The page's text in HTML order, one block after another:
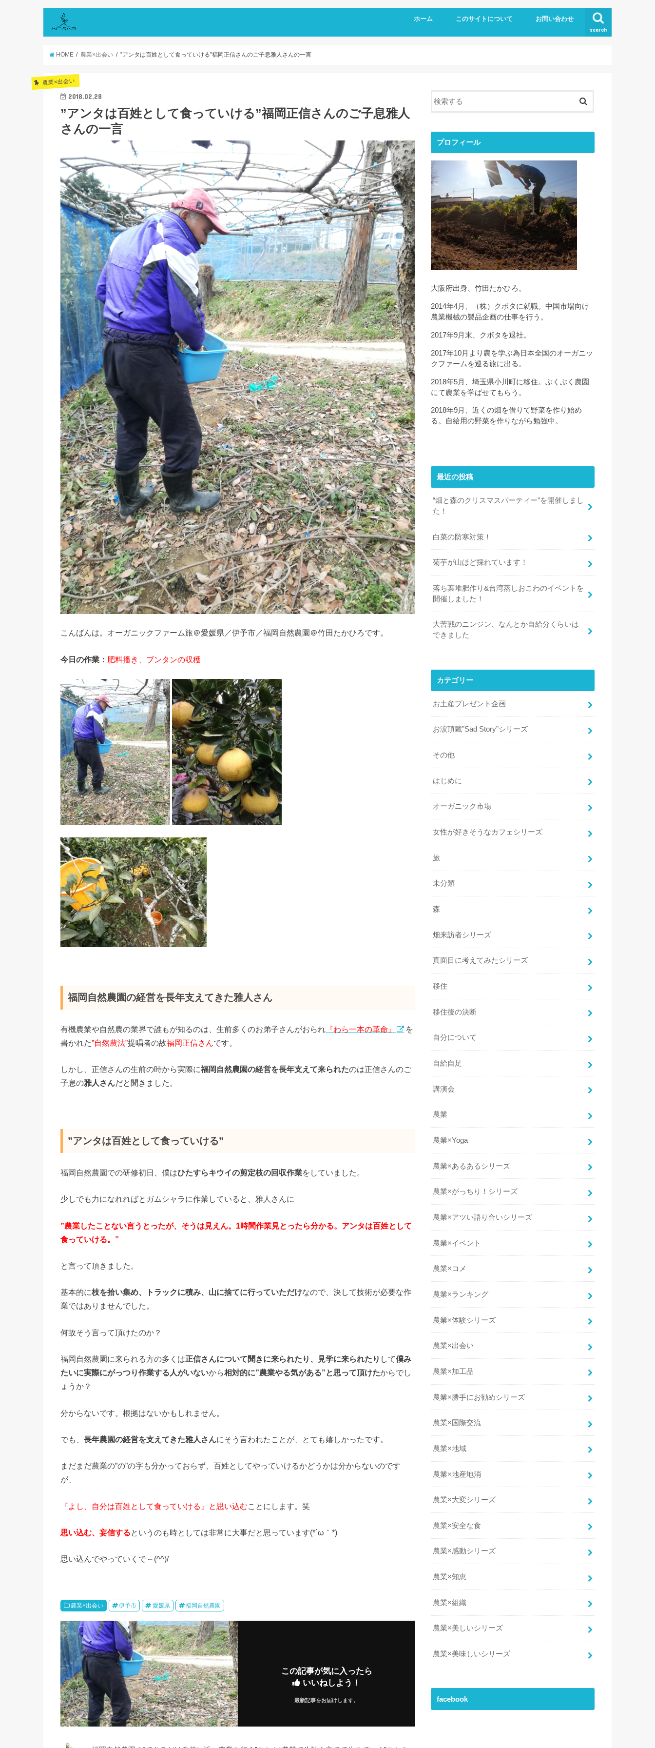
search
ホーム このサイトについて お問い合わせ
HOME 農業×出会い ”アンタは百姓として食っていける”福岡正信さんのご子息雅人さんの一言
農業×出会い
2018.02.28
”アンタは百姓として食っていける”福岡正信さんのご子息雅人
さんの一言
こんばんは。オーガニックファーム旅＠愛媛県／伊予市／福岡自然農園＠竹田たかひろです。
今日の作業： 肥料播き、ブンタンの収穫
福岡自然農園の経営を長年支えてきた雅人さん
有機農業や自然農の業界で誰もが知るのは、生前多くのお弟子さんがおられ 『わら一本の革命』
を
書かれた”自然農法”提唱者の故福岡正信さんです。
しかし、正信さんの生前の時から実際に福岡自然農園の経営を長年支えて来られたのは正信さんのご
子息の雅人さんだと聞きました。
”アンタは百姓として食っていける”
福岡自然農園での研修初日、僕はひたすらキウイの剪定枝の回収作業をしていました。
少しでも力になれればとガムシャラに作業していると、雅人さんに
”農業したことない言うとったが、そうは見えん。1時間作業見とったら分かる。アンタは百姓として
食っていける。”
と言って頂きました。
基本的に枝を拾い集め、トラックに積み、山に捨てに行っていただけなので、決して技術が必要な作
業ではありませんでした。
何故そう言って頂けたのか？
福岡自然農園に来られる方の多くは正信さんについて聞きに来られたり、見学に来られたり して僕み
たいに実際にがっつり作業する人がいないから相対的に”農業やる気がある”と思って頂けたからでし
ょうか？
分からないです。根拠はないかもしれません。
でも、 長年農園の経営を支えてきた雅人さんにそう言われたことが、とても嬉しかったです。
まだまだ農業の”の”の字も分かっておらず、百姓としてやっていけるかどうかは分からないのです
が、
『よし、自分は百姓として食っていける』と思い込む ことにします。笑
思い込む、妄信するというのも時としては非常に大事だと思っています(*´ω｀*)
思い込んでやっていくで～(^^)/
農業×出会い 伊予市 愛媛県 福岡自然農園
この記事が気に入ったら
いいねしよう！
最新記事をお届けします。
プロフィール
大阪府出身、竹田たかひろ。
2014年4月、（株）クボタに就職。中国市場向け
農業機械の製品企画の仕事を行う。
2017年9月末、クボタを退社。
2017年10月より農を学ぶ為日本全国のオーガニッ
クファームを巡る旅に出る。
2018年5月、埼玉県小川町に移住。ぶくぶく農園
にて農業を学ばせてもらう。
2018年9月、近くの畑を借りて野菜を作り始め
る。自給用の野菜を作りながら勉強中。
最近の投稿
“畑と森のクリスマスパーティー”を開催しまし
た！
白菜の防寒対策！
菊芋が山ほど採れています！
落ち葉堆肥作り&台湾蒸しおこわのイベントを
開催しました！
大苦戦のニンジン、なんとか自給分くらいは
できました
カテゴリー
お土産プレゼント企画
お涙頂戴”Sad Story”シリーズ
その他
はじめに
オーガニック市場
女性が好きそうなカフェシリーズ
旅
未分類
森
畑来訪者シリーズ
真面目に考えてみたシリーズ
移住
移住後の決断
自分について
自給自足
講演会
農業
農業×Yoga
農業×あるあるシリーズ
農業×がっちり！シリーズ
農業×アツい語り合いシリーズ
農業×イベント
農業×コメ
農業×ランキング
農業×体験シリーズ
農業×出会い
農業×加工品
農業×勝手にお勧めシリーズ
農業×国際交流
農業×地域
農業×地産地消
農業×大変シリーズ
農業×安全な食
農業×感動シリーズ
農業×知恵
農業×組織
農業×美しいシリーズ
農業×美味しいシリーズ
facebook